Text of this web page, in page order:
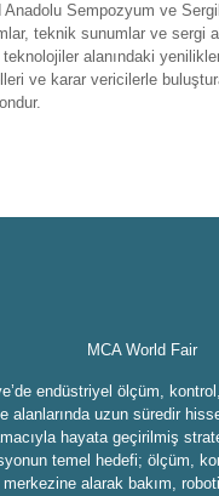
Anadolu Sempozyum ve
teknik sunumlar ve sergi
alanındaki
ve karar vericilerle
MCA World Fair
endüstriyel ölçüm,
alanlarında uzun süredir
hayata geçirilmiş
temel hedefi; ölçüm,
merkezine alarak bakım,